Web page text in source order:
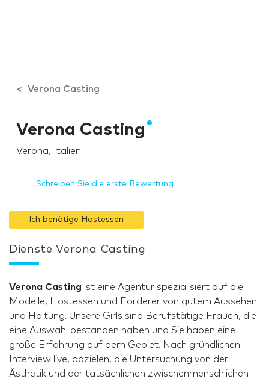
Verona Casting
Verona Casting
Verona, Italien
Schreiben Sie die erste Bewertung
Ich benötige Hostessen
Dienste Verona Casting
Verona Casting ist eine Agentur spezialisiert auf die
Modelle, Hostessen und Förderer von gutem Aussehen
und Haltung. Unsere Girls sind Berufstätige Frauen, die
eine Auswahl bestanden haben und Sie haben eine
große Erfahrung auf dem Gebiet. Nach gründlichen
Interview live, abzielen, die Untersuchung von der
Ästhetik und der tatsächlichen zwischenmenschlichen